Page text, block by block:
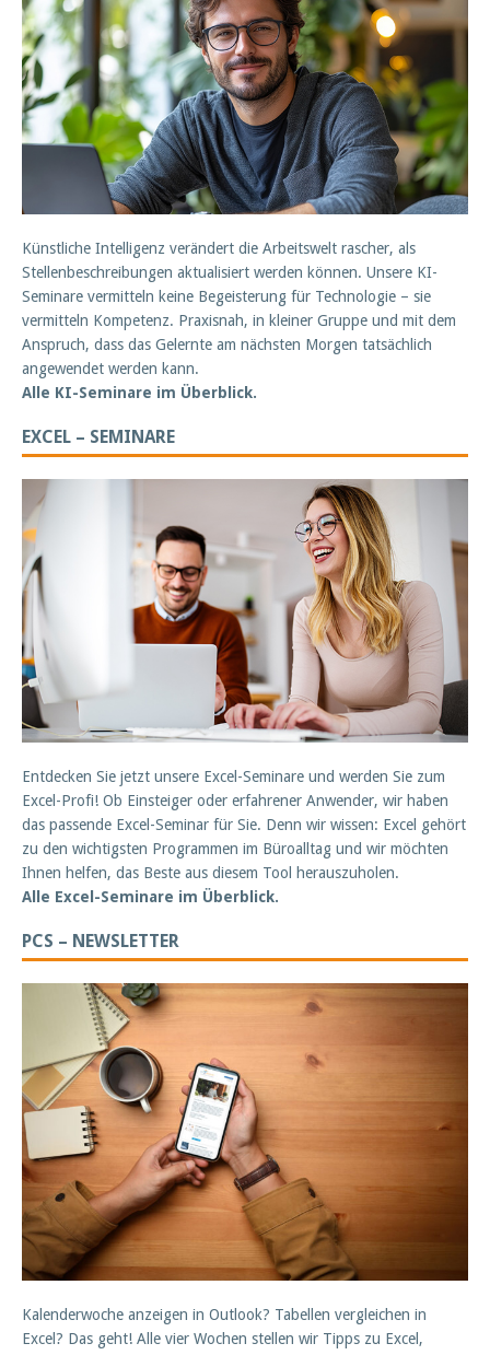
Künstliche Intelligenz verändert die Arbeitswelt rascher, als
Stellenbeschreibungen aktualisiert werden können. Unsere KI-
Seminare vermitteln keine Begeisterung für Technologie – sie
vermitteln Kompetenz. Praxisnah, in kleiner Gruppe und mit dem
Anspruch, dass das Gelernte am nächsten Morgen tatsächlich
angewendet werden kann.
Alle KI-Seminare im Überblick.
EXCEL – SEMINARE
Entdecken Sie jetzt unsere Excel-Seminare und werden Sie zum
Excel-Profi! Ob Einsteiger oder erfahrener Anwender, wir haben
das passende Excel-Seminar für Sie. Denn wir wissen: Excel gehört
zu den wichtigsten Programmen im Büroalltag und wir möchten
Ihnen helfen, das Beste aus diesem Tool herauszuholen.
Alle Excel-Seminare im Überblick.
PCS – NEWSLETTER
Kalenderwoche anzeigen in Outlook? Tabellen vergleichen in
Excel? Das geht! Alle vier Wochen stellen wir Tipps zu Excel,